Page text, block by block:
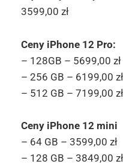
3599,00 zł
Ceny iPhone 12 Pro:
– 128GB – 5699,00 zł
– 256 GB – 6199,00 zł
– 512 GB – 7199,00 zł
Ceny iPhone 12 mini
– 64 GB – 3599,00 zł
– 128 GB – 3849,00 zł